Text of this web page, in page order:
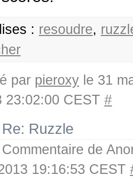
: resoudre,
par pieroxy le 31
23:02:00 CEST #
Re: Ruzzle
Commentaire de
19:16:53 CEST